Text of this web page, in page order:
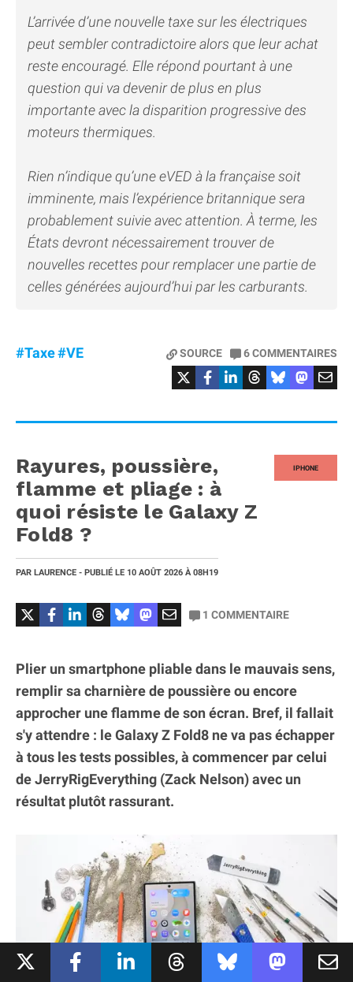
L’arrivée d’une nouvelle taxe sur les électriques
peut sembler contradictoire alors que leur achat
reste encouragé. Elle répond pourtant à une
question qui va devenir de plus en plus
importante avec la disparition progressive des
moteurs thermiques.
Rien n’indique qu’une eVED à la française soit
imminente, mais l’expérience britannique sera
probablement suivie avec attention. À terme, les
États devront nécessairement trouver de
nouvelles recettes pour remplacer une partie de
celles générées aujourd’hui par les carburants.
#Taxe#VE SOURCE 6COMMENTAIRES
IPHONE
Rayures, poussière,
flamme et pliage : à
quoi résiste le Galaxy Z
Fold8 ?
PAR LAURENCE - PUBLIÉ LE 10 AOÛT 2026 À 08H19
1 COMMENTAIRE
Plier un smartphone pliable dans le mauvais sens,
remplir sa charnière de poussière ou encore
approcher une flamme de son écran. Bref, il fallait
s'y attendre : le Galaxy Z Fold8 ne va pas échapper
à tous les tests possibles, à commencer par celui
de JerryRigEverything (Zack Nelson) avec un
résultat plutôt rassurant.